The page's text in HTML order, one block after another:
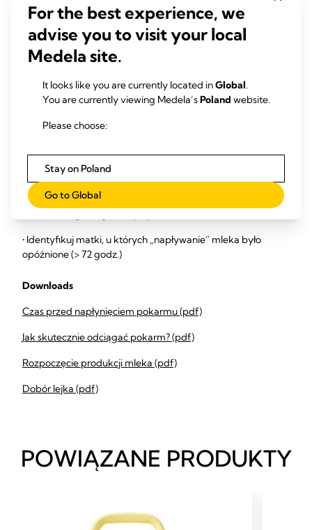
Zapewnienia regularnych szkoleń personelu, aby
podkreślić znaczenie etapów produkcji mleka
Upewnienia się, że personel rozumie konsekwencje
opóźnienia aktywacji wydzielania i jest w stanie
u których występują czynniki ryzyka
„napłynięcia” pokarmu?
• Sprawdzaj, ile procent matek doświadcza „napływania”
• Identyfikuj matki, u których „napływanie” mleka było
opóźnione (> 72 godz.)
Downloads
Czas przed napłynięciem pokarmu (pdf)
Jak skutecznie odciągać pokarm? (pdf)
Rozpoczęcie produkcji mleka (pdf)
Dobór lejka (pdf)
POWIĄZANE PRODUKTY
For the best experience, we
advise you to visit your local
Medela site.
It looks like you are currently located inGlobal.
You are currently viewing Medela’sPoland website.
Please choose:
Stay on Poland
Go to Global